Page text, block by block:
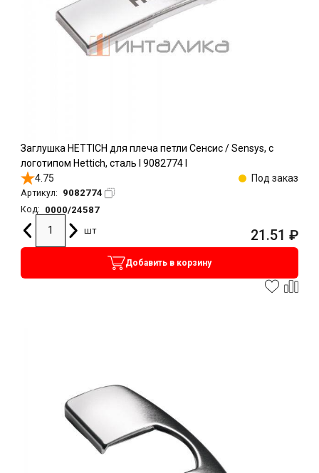
Заглушка HETTICH для плеча петли Сенсис / Sensys, с
логотипом Hettich, сталь l 9082774 l
4.75
Под заказ
Артикул: 9082774
Код:
0000/24587
шт
21.51 ₽
Добавить в корзину